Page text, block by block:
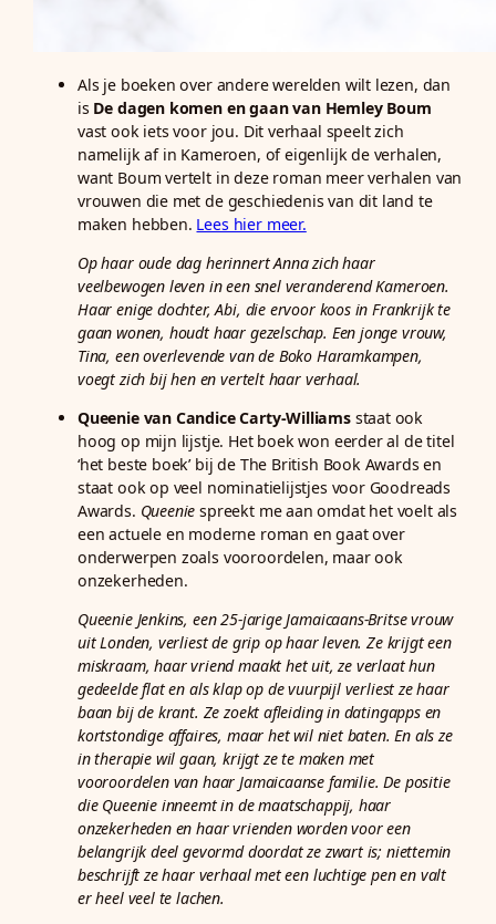
Als je boeken over andere werelden wilt lezen, dan
is De dagen komen en gaan van Hemley Boum
vast ook iets voor jou. Dit verhaal speelt zich
namelijk af in Kameroen, of eigenlijk de verhalen,
want Boum vertelt in deze roman meer verhalen van
vrouwen die met de geschiedenis van dit land te
maken hebben. Lees hier meer.
Op haar oude dag herinnert Anna zich haar
veelbewogen leven in een snel veranderend Kameroen.
Haar enige dochter, Abi, die ervoor koos in Frankrijk te
gaan wonen, houdt haar gezelschap. Een jonge vrouw,
Tina, een overlevende van de Boko Haramkampen,
voegt zich bij hen en vertelt haar verhaal.
Queenie van Candice Carty-Williamsstaat ook
hoog op mijn lijstje. Het boek won eerder al de titel
‘het beste boek’ bij de The British Book Awards en
staat ook op veel nominatielijstjes voor Goodreads
Awards. Queenie spreekt me aan omdat het voelt als
een actuele en moderne roman en gaat over
onderwerpen zoals vooroordelen, maar ook
onzekerheden.
Queenie Jenkins, een 25-jarige Jamaicaans-Britse vrouw
uit Londen, verliest de grip op haar leven. Ze krijgt een
miskraam, haar vriend maakt het uit, ze verlaat hun
gedeelde flat en als klap op de vuurpijl verliest ze haar
baan bij de krant. Ze zoekt afleiding in datingapps en
kortstondige affaires, maar het wil niet baten. En als ze
in therapie wil gaan, krijgt ze te maken met
vooroordelen van haar Jamaicaanse familie. De positie
die Queenie inneemt in de maatschappij, haar
onzekerheden en haar vrienden worden voor een
belangrijk deel gevormd doordat ze zwart is; niettemin
beschrijft ze haar verhaal met een luchtige pen en valt
er heel veel te lachen.